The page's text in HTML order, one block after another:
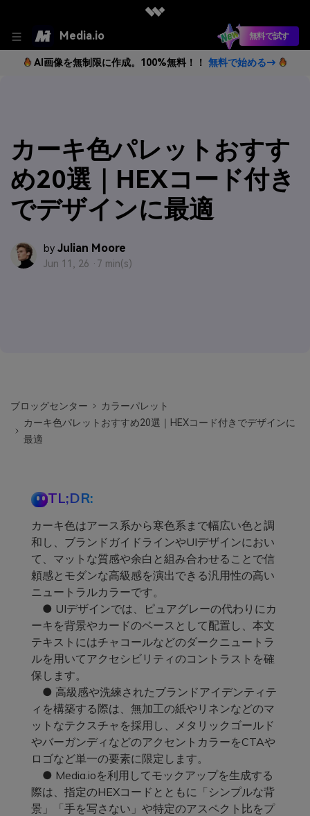
Media.io 無料で試す
AI画像を無制限に作成。100%無料！！ 無料で始める→
カーキ色パレットおすす
め20選｜HEXコード付き
でデザインに最適
by Julian Moore
Jun 11, 26 · 7 min(s)
ブロッグセンター
カラーパレット
カーキ色パレットおすすめ20選｜HEXコード付きでデザインに
最適
TL;DR:
カーキ色はアース系から寒色系まで幅広い色と調
和し、ブランドガイドラインやUIデザインにおい
て、マットな質感や余白と組み合わせることで信
頼感とモダンな高級感を演出できる汎用性の高い
ニュートラルカラーです。
● UIデザインでは、ピュアグレーの代わりにカ
ーキを背景やカードのベースとして配置し、本文
テキストにはチャコールなどのダークニュートラ
ルを用いてアクセシビリティのコントラストを確
保します。
● 高級感や洗練されたブランドアイデンティテ
ィを構築する際は、無加工の紙やリネンなどのマ
ットなテクスチャを採用し、メタリックゴールド
やバーガンディなどのアクセントカラーをCTAや
ロゴなど単一の要素に限定します。
● Media.ioを利用してモックアップを生成する
際は、指定のHEXコードとともに「シンプルな背
景」「手を写さない」や特定のアスペクト比をプ